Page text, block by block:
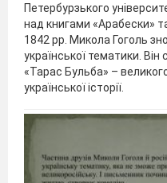
Петербурзького
над книгами «Арабески»
1842 рр. Микола Гоголь
української тематики. Він
«Тарас Бульба» –
української історії.